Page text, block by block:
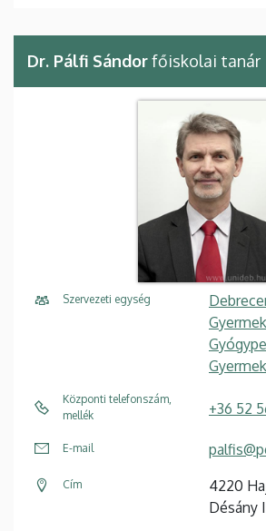
Dr. Pálfi Sándorfőiskolai tanár
Szervezeti egység
Központi telefonszám,
mellék
+36 52
E-mail
Cím
4220
Désány